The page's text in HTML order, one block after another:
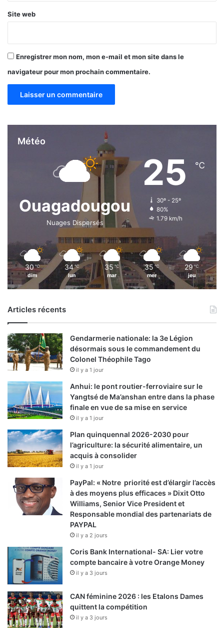
Site web
Enregistrer mon nom, mon e-mail et mon site dans le
navigateur pour mon prochain commentaire.
Météo
Ouagadougou
Nuages Dispersés
25 ℃
30º - 25º
80%
1.79 km/h
30 ℃
dim
34 ℃
lun
35 ℃
mar
35 ℃
mer
29 ℃
jeu
Articles récents
Gendarmerie nationale: la 3e Légion
désormais sous le commandement du
Colonel Théophile Tago
il y a 1 jour
Anhui: le pont routier-ferroviaire sur le
Yangtsé de Ma’anshan entre dans la phase
finale en vue de sa mise en service
il y a 1 jour
Plan quinquennal 2026-2030 pour
l’agriculture: la sécurité alimentaire, un
acquis à consolider
il y a 1 jour
PayPal: « Notre priorité est d’élargir l’accès
à des moyens plus efficaces » Dixit Otto
Williams, Senior Vice President et
Responsable mondial des partenariats de
PAYPAL
il y a 2 jours
Coris Bank International- SA: Lier votre
compte bancaire à votre Orange Money
il y a 3 jours
CAN féminine 2026 : les Etalons Dames
quittent la compétition
il y a 3 jours